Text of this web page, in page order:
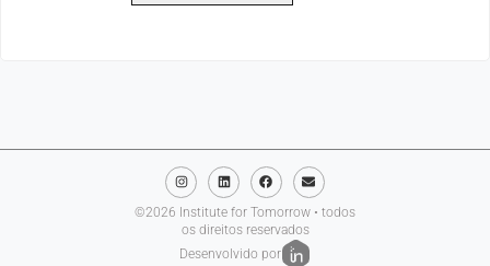
©2026 Institute for Tomorrow • todos
os direitos reservados
Desenvolvido por